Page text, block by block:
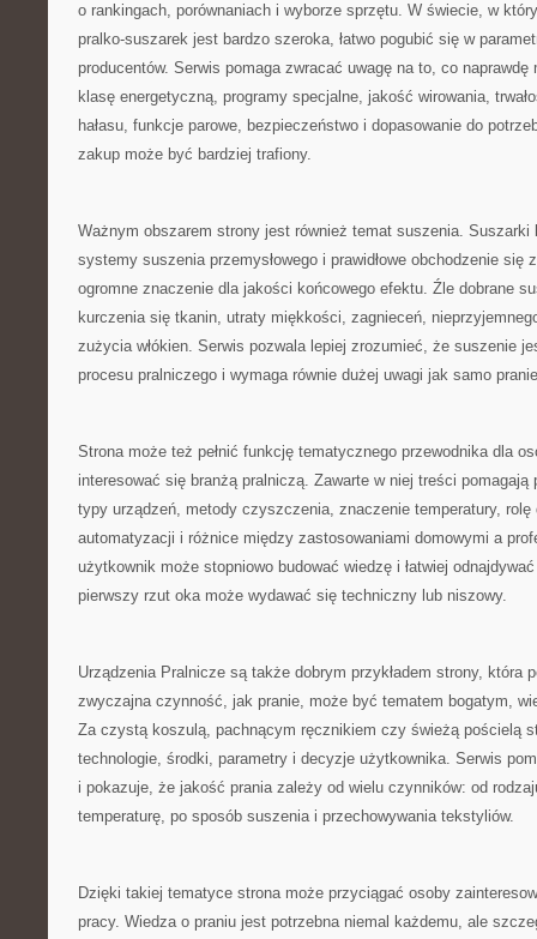
o rankingach, porównaniach i wyborze sprzętu. W świecie, w
pralko-suszarek jest bardzo szeroka, łatwo pogubić się w
producentów. Serwis pomaga zwracać uwagę na to, co
klasę energetyczną, programy specjalne, jakość wirowania,
hałasu, funkcje parowe, bezpieczeństwo i dopasowanie do
zakup może być bardziej trafiony.
Ważnym obszarem strony jest również temat suszenia. Suszarki
systemy suszenia przemysłowego i prawidłowe obchodzenie
ogromne znaczenie dla jakości końcowego efektu. Źle dobrane
kurczenia się tkanin, utraty miękkości, zagnieceń,
zużycia włókien. Serwis pozwala lepiej zrozumieć, że suszenie
procesu pralniczego i wymaga równie dużej uwagi jak samo
Strona może też pełnić funkcję tematycznego przewodnika dla
interesować się branżą pralniczą. Zawarte w niej treści pomagają
typy urządzeń, metody czyszczenia, znaczenie temperatury, rolę
automatyzacji i różnice między zastosowaniami domowymi a
użytkownik może stopniowo budować wiedzę i łatwiej
pierwszy rzut oka może wydawać się techniczny lub niszowy.
Urządzenia Pralnicze są także dobrym przykładem strony, która
zwyczajna czynność, jak pranie, może być tematem bogatym,
Za czystą koszulą, pachnącym ręcznikiem czy świeżą pościelą
technologie, środki, parametry i decyzje użytkownika. Serwis
i pokazuje, że jakość prania zależy od wielu czynników: od
temperaturę, po sposób suszenia i przechowywania tekstyliów.
Dzięki takiej tematyce strona może przyciągać osoby
pracy. Wiedza o praniu jest potrzebna niemal każdemu, ale